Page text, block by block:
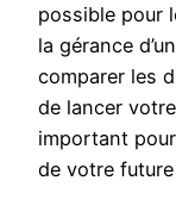
possible pour
la gérance
comparer les
de lancer
important
de votre